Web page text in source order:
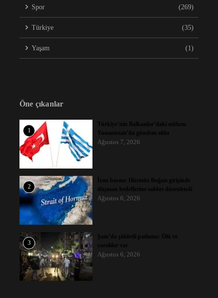
Spor (269)
Türkiye (35)
Yaşam (1)
Öne çıkanlar
1
Türkiye’nin Balkanlar’daki nüfuzu
Yunanistan’da gündem oldu
Ağustos 7, 2026
2
İran basını: Hürmüz Boğazı girişinde
düşman hedeflerine saldırı düzenlendi
Ağustos 6, 2026
3
Şam’da şiddetli patlama: Ölü ve
yaralılar var
Ağustos 6, 2026